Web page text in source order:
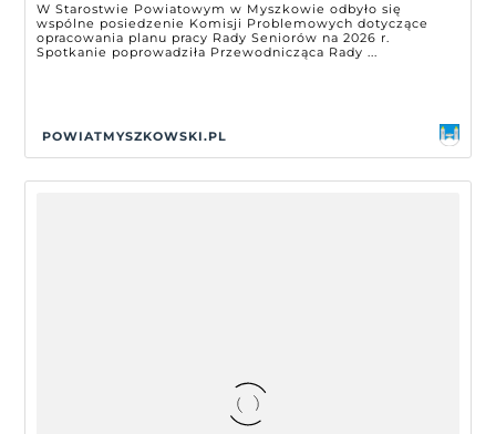
W Starostwie Powiatowym w Myszkowie odbyło się
wspólne posiedzenie Komisji Problemowych dotyczące
opracowania planu pracy Rady Seniorów na 2026 r.
Spotkanie poprowadziła Przewodnicząca Rady ...
POWIATMYSZKOWSKI.PL